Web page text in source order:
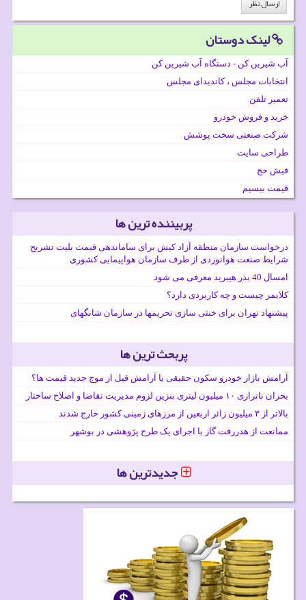
لینک دوستان
آب شیرین کن - دستگاه آب شیرین کن
انتخابات مجلس ، کاندیدای مجلس
تعمیر تلفن
خرید و فروش خودرو
شرکت صنعتی سخت پوشش
طراحی سایت
فیش حج
قیمت بیسیم
پربیننده ترین ها
درخواست سازمان منطقه آزاد کیش برای ساماندهی قیمت بلیت تشریح
شرایط صنعت هوانوردی از طرف سازمان هواپیمایی کشوری
امسال 40 بذر هیبرید معرفی می شود
کلایمر چیست و چه کاربردی دارد؟
پیشنهاد تهران برای خنثی سازی تحریمها در سازمان شانگهای
پربحث ترین ها
آرامش بازار خودرو سکون حقیقی یا آرامش قبل از موج جدید قیمت ها؟
بحران ناترازی ۱۰ میلیون لیتری بنزین لزوم مدیریت تقاضا و اصلاح ساختار
بالاتر از ۳ میلیون زائر اربعین از مرزهای زمینی کشور خارج شدند
ممانعت از هدررفت گاز با اجرای یک طرح پژوهشی در بوشهر
جدیدترین ها